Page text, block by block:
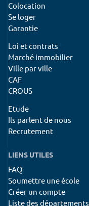
Colocation
Se loger
Garantie
Loi et contrats
Marché immobilier
Ville par ville
CAF
CROUS
Etude
Ils parlent de nous
Recrutement
LIENS UTILES
FAQ
Soumettre une école
Créer un compte
Liste des départements